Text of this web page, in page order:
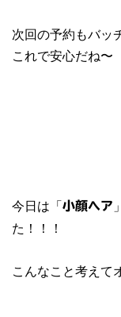
次回の予約もバッ
これで安心だね〜
今日は「小顔ヘア
た！！！
こんなこと考えて